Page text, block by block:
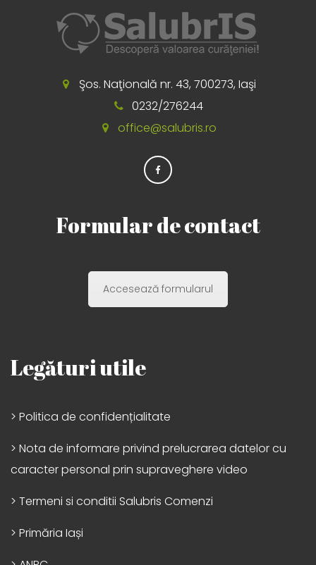
Şos. Naţională nr. 43, 700273, Iaşi
0232/276244
office@salubris.ro
Formular de contact
Accesează formularul
Legături utile
> Politica de confidențialitate
> Nota de informare privind prelucrarea datelor cu
caracter personal prin supraveghere video
> Termeni si conditii Salubris Comenzi
> Primăria Iași